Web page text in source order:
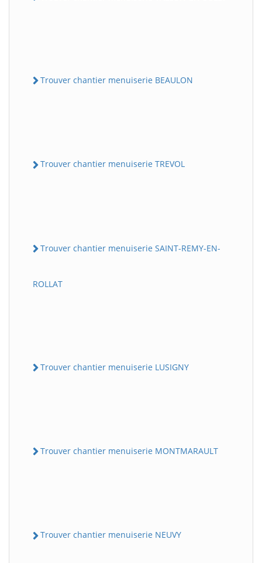
Trouver chantier menuiserie BEAULON
Trouver chantier menuiserie TREVOL
Trouver chantier menuiserie SAINT-REMY-EN-
ROLLAT
Trouver chantier menuiserie LUSIGNY
Trouver chantier menuiserie MONTMARAULT
Trouver chantier menuiserie NEUVY